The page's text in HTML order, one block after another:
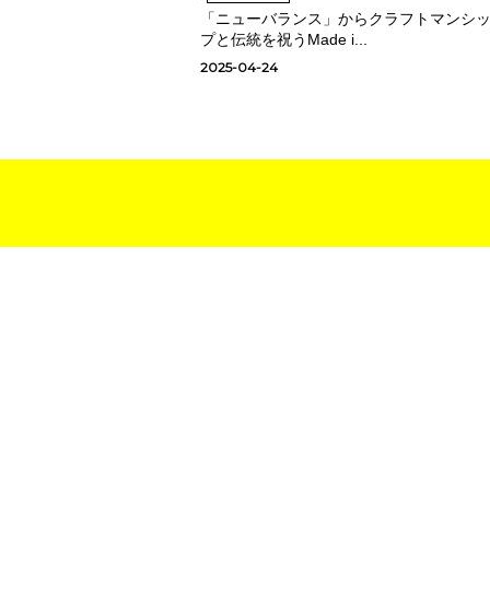
「ニューバランス」からクラフトマンシッ
プと伝統を祝うMade i...
2025-04-24